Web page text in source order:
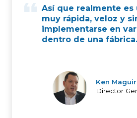
Así que realmente es
muy rápida, veloz y
implementarse en
dentro de una fábrica.
Ken
Director